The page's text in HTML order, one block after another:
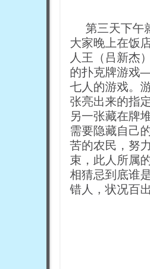
第三天下午
大家晚上在饭
人王（吕新杰
的扑克牌游戏
七人的游戏。
张亮出来的指
另一张藏在牌
需要隐藏自己
苦的农民，努
束，此人所属
相猜忌到底谁
错人，状况百